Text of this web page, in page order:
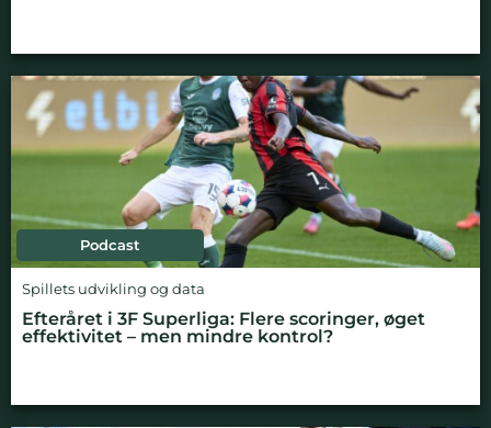
Podcast
Spillets udvikling og data
Efteråret i 3F Superliga: Flere scoringer, øget
effektivitet – men mindre kontrol?